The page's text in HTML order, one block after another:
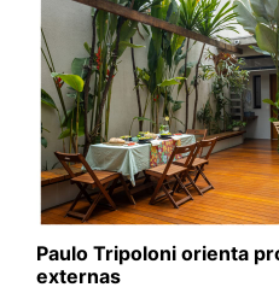
Paulo Tripoloni orienta
externas